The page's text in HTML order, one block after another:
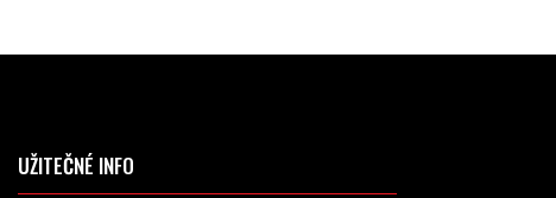
UŽITEČNÉ INFO